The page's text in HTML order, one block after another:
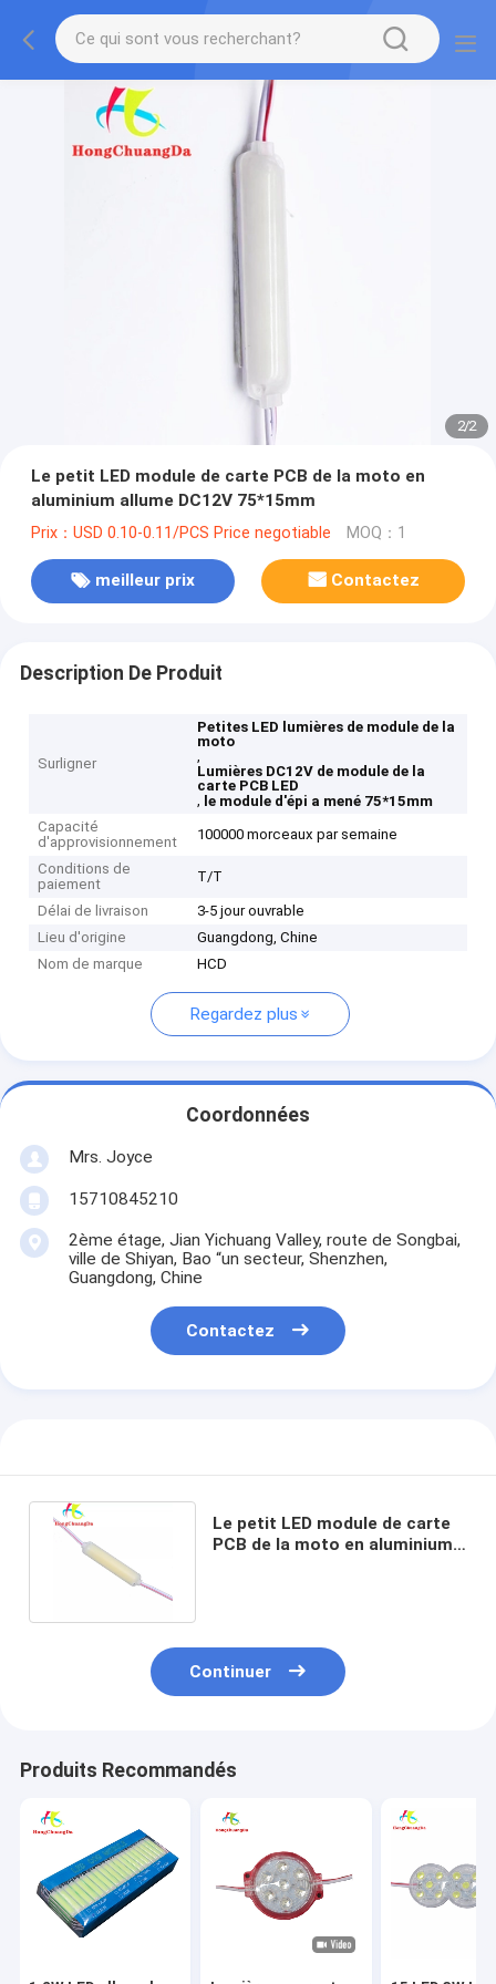
2/2
Le petit LED module de carte PCB de la moto en
aluminium allume DC12V 75*15mm
Prix：USD 0.10-0.11/PCS Price negotiable MOQ：1
meilleur prix Contactez
Description De Produit
Surligner
Petites LED lumières de module de la
moto
,
Lumières DC12V de module de la
carte PCB LED
, le module d'épi a mené 75*15mm
Capacité
d'approvisionnement
100000 morceaux par semaine
Conditions de
paiement
T/T
Délai de livraison
3-5 jour ouvrable
Lieu d'origine
Guangdong, Chine
Nom de marque
HCD
Regardez plus
Coordonnées
Mrs. Joyce
15710845210
2ème étage, Jian Yichuang Valley, route de Songbai,
ville de Shiyan, Bao “un secteur, Shenzhen,
Guangdong, Chine
Contactez
Le petit LED module de carte
PCB de la moto en aluminium
Continuer
Produits Recommandés